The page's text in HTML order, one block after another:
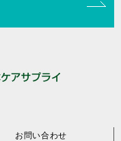
お問い合わせ